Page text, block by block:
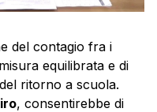
del contagio fra i
equilibrata e di
ritorno a scuola.
, consentirebbe di